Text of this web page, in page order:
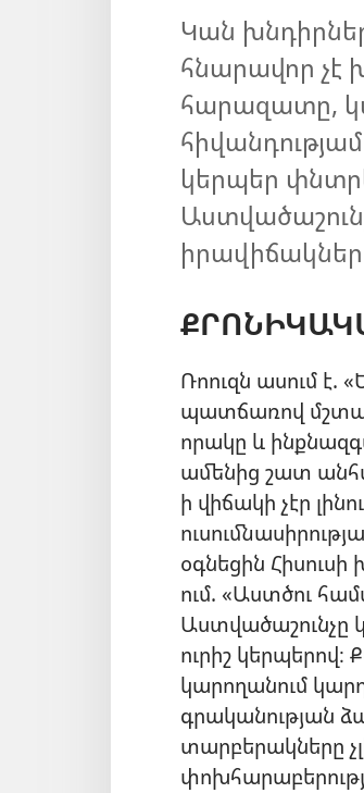
Կան
հնարավոր չէ
հարազատը,
կերպեր
Ռոուզն ասում է.
պատճառով
որակը և
ամենից շատ
ի վիճակի չէր
օգնեցին
ում. «Աստծու
Աստվածաշունչը
ուրիշ
կարողանում
գրականության
տարբերակները